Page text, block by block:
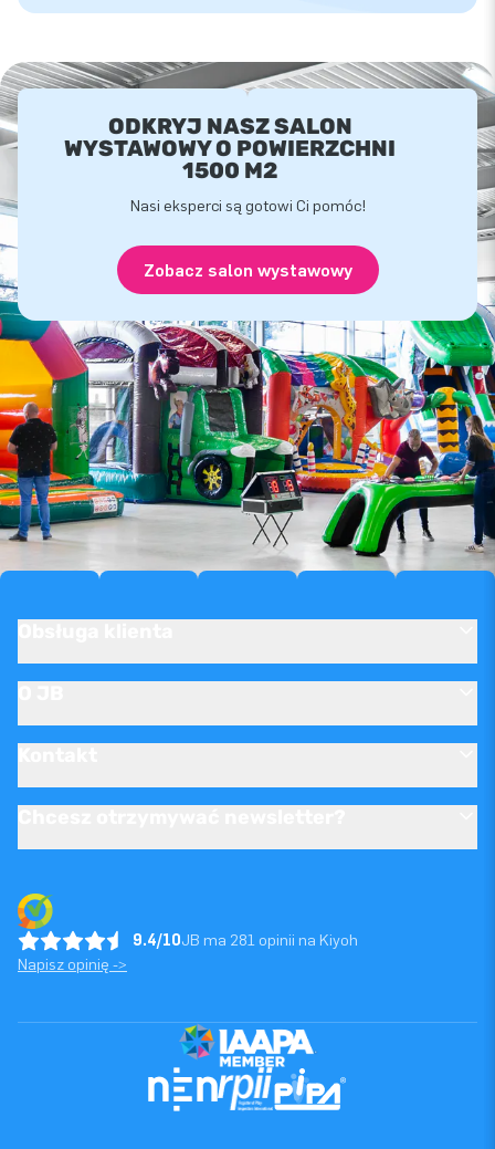
ODKRYJ NASZ SALON
WYSTAWOWY O POWIERZCHNI
1500 M2
Nasi eksperci są gotowi Ci pomóc!
Zobacz salon wystawowy
9.4/10JB ma 281 opinii na Kiyoh
Napisz opinię ->